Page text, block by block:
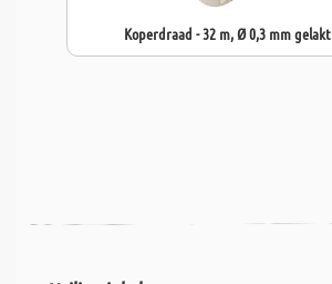
Koperdraad - 32 m, Ø 0,3 mm gelakt